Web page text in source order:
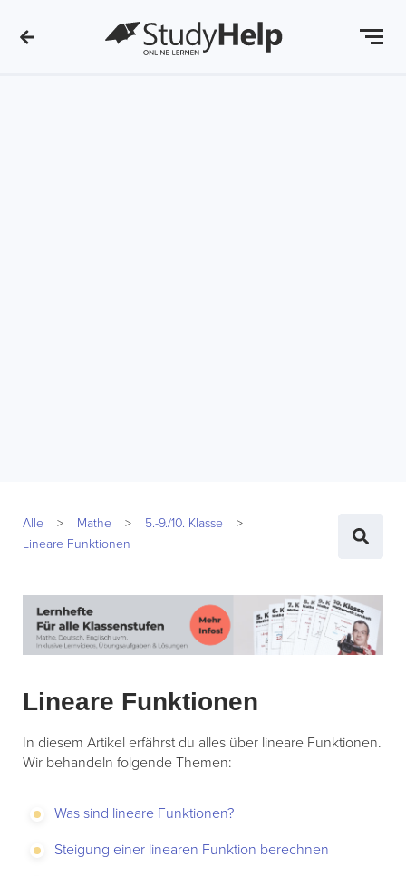
Alle Mathe
5.-9./10. Klasse
Lineare Funktionen
Lineare Funktionen
In diesem Artikel erfährst du alles über lineare Funktionen.
Wir behandeln folgende Themen:
Was sind lineare Funktionen?
Steigung einer linearen Funktion berechnen